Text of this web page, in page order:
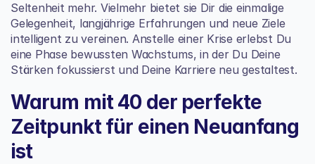
Seltenheit mehr. Vielmehr bietet sie Dir die einmalige
Gelegenheit, langjährige Erfahrungen und neue Ziele
intelligent zu vereinen. Anstelle einer Krise erlebst Du
eine Phase bewussten Wachstums, in der Du Deine
Stärken fokussierst und Deine Karriere neu gestaltest.
Warum mit 40 der perfekte
Zeitpunkt für einen Neuanfang
ist